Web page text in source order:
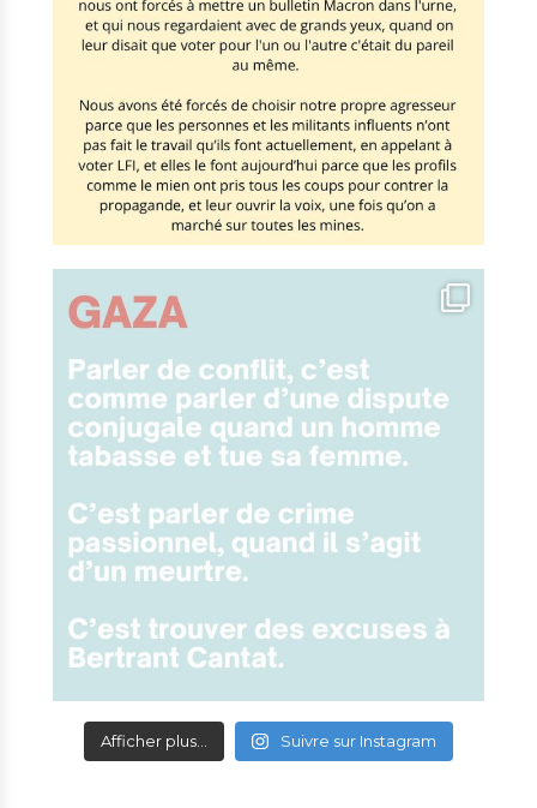
Afficher plus... Suivre sur Instagram